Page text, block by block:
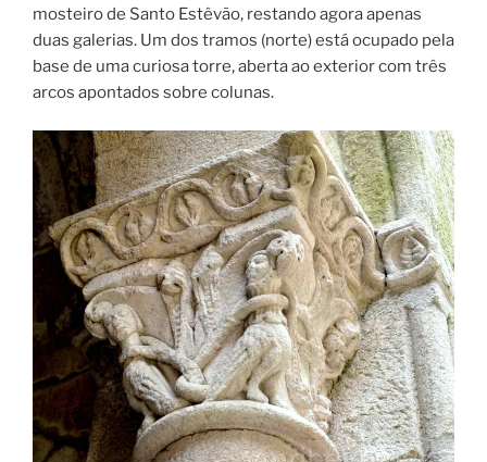
mosteiro de Santo Estêvão, restando agora apenas
duas galerias. Um dos tramos (norte) está ocupado pela
base de uma curiosa torre, aberta ao exterior com três
arcos apontados sobre colunas.